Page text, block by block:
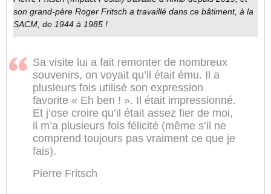
son grand-père Roger Fritsch a travaillé dans ce bâtiment, à la
SACM, de 1944 à 1985 !
Sa visite lui a fait remonter de nombreux
souvenirs, on voyait qu’il était ému. Il a
plusieurs fois utilisé son expression
favorite « Eh ben ! ». Il était impressionné.
Et j’ose croire qu’il était assez fier de moi,
il m’a plusieurs fois félicité (même s’il ne
comprend toujours pas vraiment ce que je
fais).
Pierre Fritsch